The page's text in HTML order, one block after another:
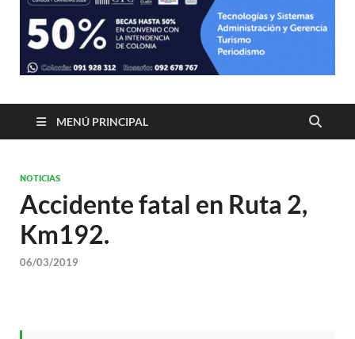
MENÚ PRINCIPAL
NOTICIAS
Accidente fatal en Ruta 2,
Km192.
06/03/2019